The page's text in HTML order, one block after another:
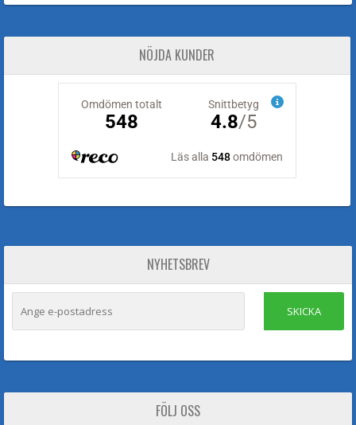
NÖJDA KUNDER
NYHETSBREV
SKICKA
FÖLJ OSS